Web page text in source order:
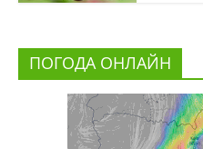
ПОГОДА ОНЛАЙН